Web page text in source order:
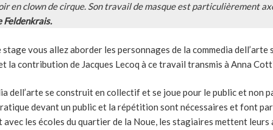
en clown de cirque. Son travail de masque est particulièrement
Feldenkrais.
stage vous allez aborder les personnages de la commedia
la contribution de Jacques Lecoq à ce travail transmis à Anna
dell’arte se construit en collectif et se joue pour le public et non
devant un public et la répétition sont nécessaires et font
les écoles du quartier de la Noue, les stagiaires mettent leurs